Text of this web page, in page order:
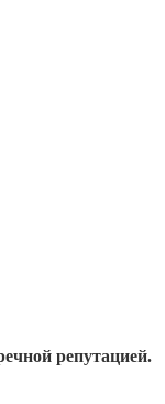
репутацией.